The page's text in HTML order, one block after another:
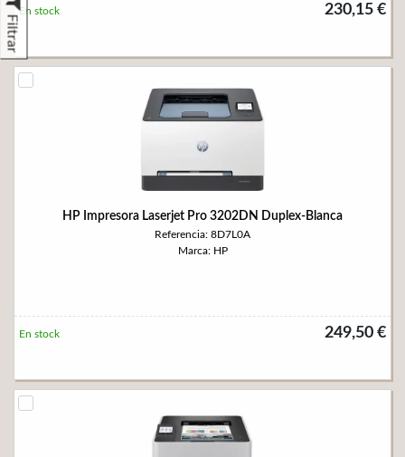
Filtrar
230,15 €
En stock
HP Impresora Laserjet Pro 3202DN Duplex-Blanca
Referencia: 8D7L0A
Marca: HP
249,50 €
En stock